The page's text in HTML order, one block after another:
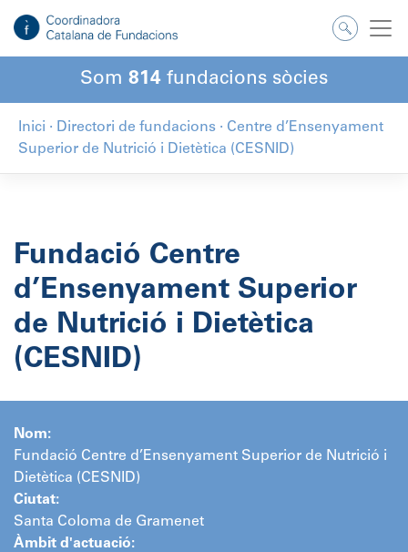
contingut
Som 814 fundacions sòcies
Inici · Directori de fundacions · Centre d’Ensenyament
Superior de Nutrició i Dietètica (CESNID)
Fundació Centre
d’Ensenyament Superior
de Nutrició i Dietètica
(CESNID)
Nom:
Fundació Centre d’Ensenyament Superior de Nutrició i
Dietètica (CESNID)
Ciutat:
Santa Coloma de Gramenet
Àmbit d'actuació: